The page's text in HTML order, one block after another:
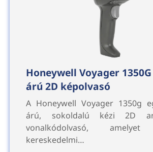
Honeywell Voyager
árú 2D képolvasó
A Honeywell Voyager 1350g
árú, sokoldalú kézi 2D
vonalkódolvasó, amelyet
kereskedelmi…